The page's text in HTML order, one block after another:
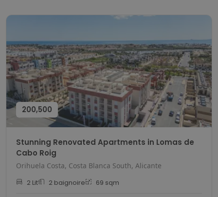
200,500
Stunning Renovated Apartments in Lomas de
Cabo Roig
Orihuela Costa, Costa Blanca South, Alicante
2 Lit 2 baignoire 69 sqm